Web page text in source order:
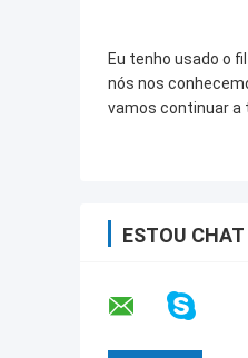
Eu tenho usado o
nós nos
vamos continuar a
ESTOU